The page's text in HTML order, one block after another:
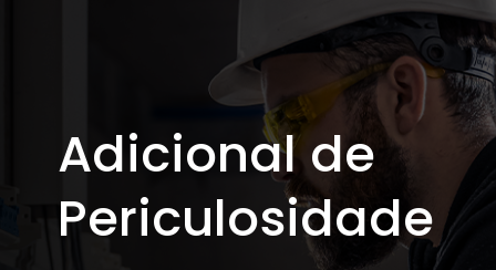
Adicional de
Periculosidade